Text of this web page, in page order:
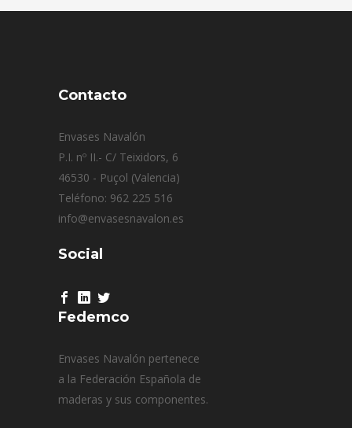
Contacto
Envases Navalón
P.I. nº II.- C/ Teixidors, 6
46530 - Puçol (Valencia)
Teléfono: 962 225 516
info@envasesnavalon.es
Social
Fedemco
Envases Navalón pertenece
a la Federación Española de
maderas y sus componentes.